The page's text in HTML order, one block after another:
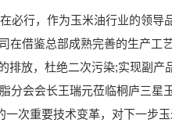
行，作为玉米油行业的领导
在借鉴总部成熟完善的生产工
放，杜绝二次污染;实现副产
会会长王瑞元莅临桐庐三星
次重要技术变革，对下一步